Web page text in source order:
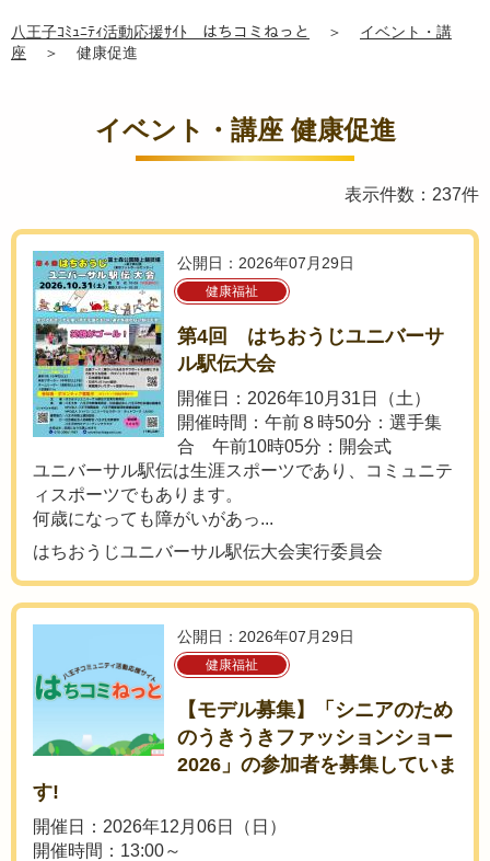
八王子ｺﾐｭﾆﾃｨ活動応援ｻｲﾄ はちコミねっと ＞
イベント・講
座
＞ 健康促進
イベント・講座 健康促進
表示件数：237件
公開日：2026年07月29日
健康福祉
第4回 はちおうじユニバーサ
ル駅伝大会
開催日：2026年10月31日（土）
開催時間：午前８時50分：選手集
合 午前10時05分：開会式
ユニバーサル駅伝は生涯スポーツであり、コミュニテ
ィスポーツでもあります。
何歳になっても障がいがあっ...
はちおうじユニバーサル駅伝大会実行委員会
公開日：2026年07月29日
健康福祉
【モデル募集】「シニアのため
のうきうきファッションショー
2026」の参加者を募集していま
す!
開催日：2026年12月06日（日）
開催時間：13:00～